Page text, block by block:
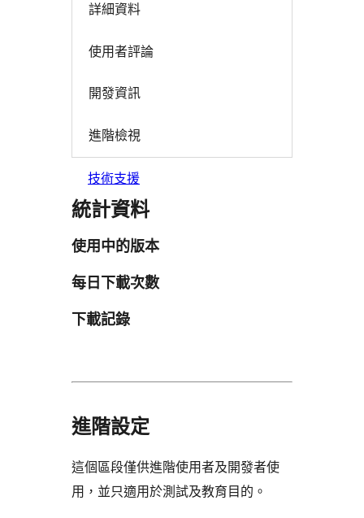
詳細資料
使用者評論
開發資訊
進階檢視
技術支援
統計資料
使用中的版本
每日下載次數
下載記錄
進階設定
這個區段僅供進階使用者及開發者使
用，並只適用於測試及教育目的。